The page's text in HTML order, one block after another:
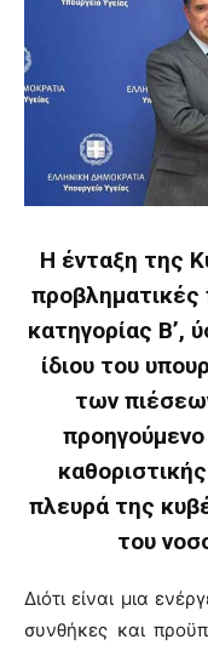
Η ένταξη της
προβληματικές
κατηγορίας Β’,
ίδιου του
των
πλευρά της
του
Διότι είναι μια
συνθήκες και